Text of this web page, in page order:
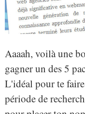
Aaaah, voilà une
gagner un des 5
L'idéal pour te
période de